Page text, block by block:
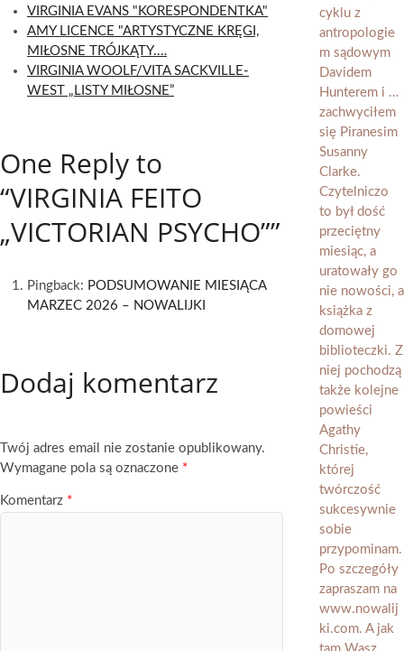
VIRGINIA EVANS "KORESPONDENTKA"
AMY LICENCE "ARTYSTYCZNE KRĘGI,
MIŁOSNE TRÓJKĄTY.…
VIRGINIA WOOLF/VITA SACKVILLE-
WEST „LISTY MIŁOSNE”
One Reply to
“VIRGINIA FEITO
„VICTORIAN PSYCHO””
Pingback: PODSUMOWANIE MIESIĄCA
MARZEC 2026 – NOWALIJKI
Dodaj komentarz
Twój adres email nie zostanie opublikowany.
Wymagane pola są oznaczone *
Komentarz *